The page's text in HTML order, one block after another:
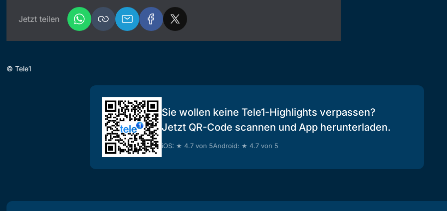
Jetzt teilen
© Tele1
Sie wollen keine Tele1-Highlights verpassen?
Jetzt QR-Code scannen und App herunterladen.
iOS: ★ 4.7 von 5Android: ★ 4.7 von 5